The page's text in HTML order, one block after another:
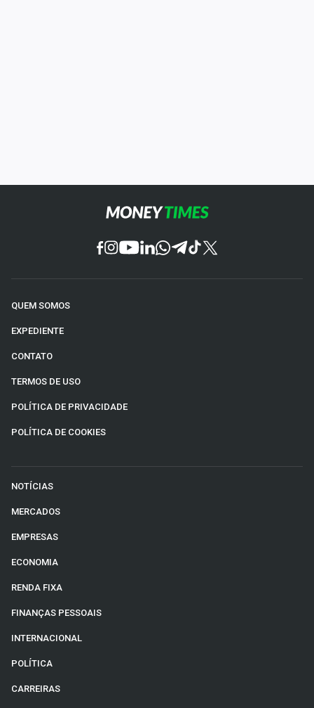
QUEM SOMOS
EXPEDIENTE
CONTATO
TERMOS DE USO
POLÍTICA DE PRIVACIDADE
POLÍTICA DE COOKIES
NOTÍCIAS
MERCADOS
EMPRESAS
ECONOMIA
RENDA FIXA
FINANÇAS PESSOAIS
INTERNACIONAL
POLÍTICA
CARREIRAS